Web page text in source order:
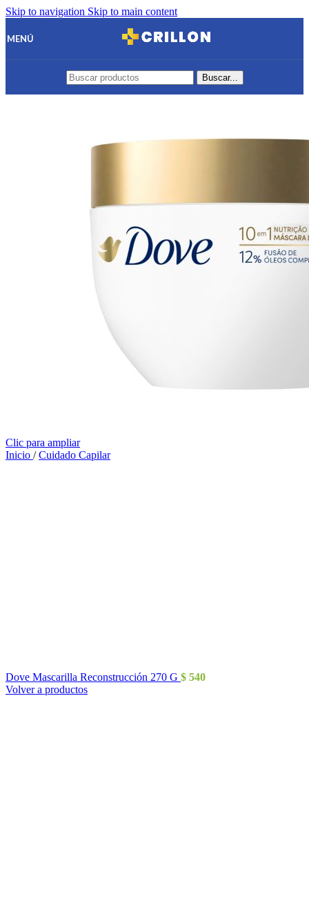
Skip to navigation Skip to main content
MENÚ
Buscar...
Clic para ampliar
Inicio / Cuidado Capilar
Dove Mascarilla Reconstrucción 270 G $ 540
Volver a productos